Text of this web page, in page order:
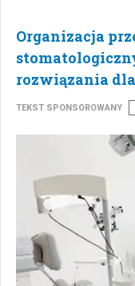
Organizacja
rozwiązania
TEKST SPONSOROWANY